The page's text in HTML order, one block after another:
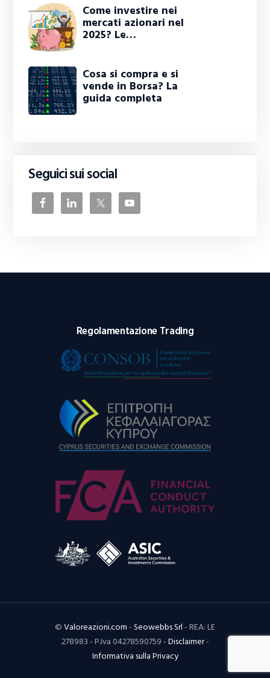
Come investire nei
mercati azionari nel
2025? Le…
Cosa si compra e si
vende in Borsa? La
guida completa
Seguici sui social
Regolamentazione Trading
©Valoreazioni.com-Seowebbs Srl- REA: LE
278983 - P.Iva 04278590759 -Disclaimer-
Informativa sulla Privacy